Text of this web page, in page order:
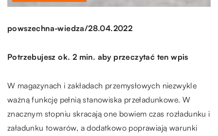
powszechna-wiedza/28.04.2022
Potrzebujesz ok. 2 min. aby przeczytać ten wpis
W magazynach i zakładach przemysłowych niezwykle
ważną funkcję pełnią stanowiska przeładunkowe. W
znacznym stopniu skracają one bowiem czas rozładunku i
załadunku towarów, a dodatkowo poprawiają warunki